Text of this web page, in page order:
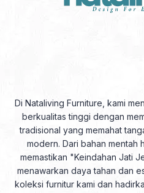
Di Nataliving Furniture, kami
berkualitas tinggi dengan
tradisional yang memahat
modern. Dari bahan mentah
memastikan "Keindahan Jati
menawarkan daya tahan dan
koleksi furnitur kami dan